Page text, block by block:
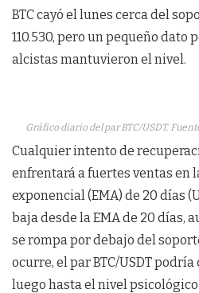
BTC cayó el lunes cerca del
110.530, pero un pequeño dato
alcistas mantuvieron el nivel.
Gráfico diario del par BTC/USDT.
Cualquier intento de
enfrentará a fuertes ventas en
exponencial (EMA) de 20 días
baja desde la EMA de 20 días,
se rompa por debajo del soporte
ocurre, el par BTC/USDT podría
luego hasta el nivel psicológico